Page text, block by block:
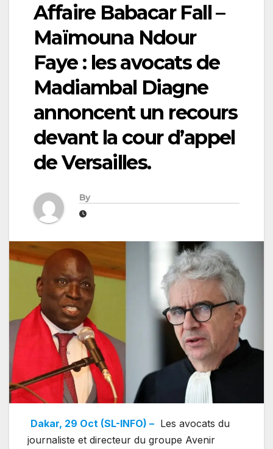
Affaire Babacar Fall –
Maïmouna Ndour
Faye : les avocats de
Madiambal Diagne
annoncent un recours
devant la cour d’appel
de Versailles.
By
Dakar, 29 Oct (SL-INFO) – Les avocats du
journaliste et directeur du groupe Avenir